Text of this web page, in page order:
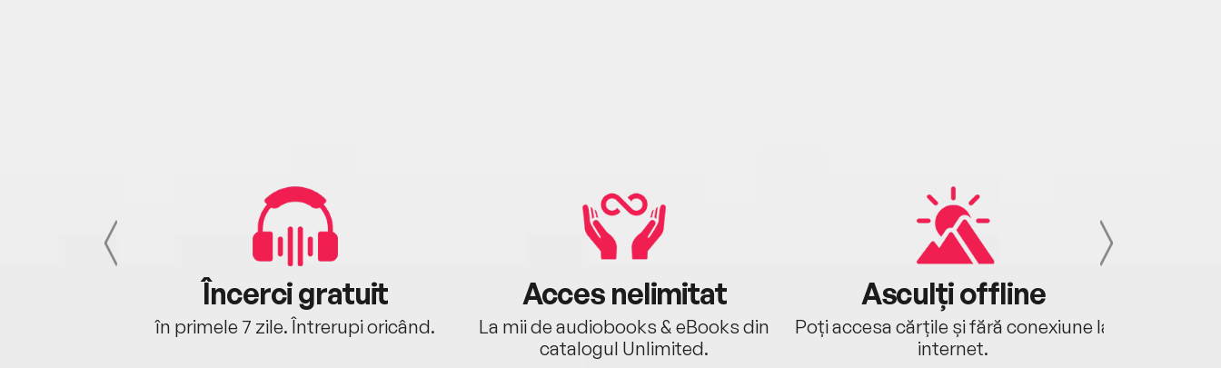
Încerci gratuit
în primele 7 zile. Întrerupi oricând.
Acces nelimitat
La mii de audiobooks & eBooks din
catalogul Unlimited.
Asculți offline
Poți accesa cărțile și fără conexiune la
internet.